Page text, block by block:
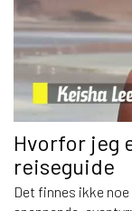
Hvorfor jeg
reiseguide
Det finnes ikke noe